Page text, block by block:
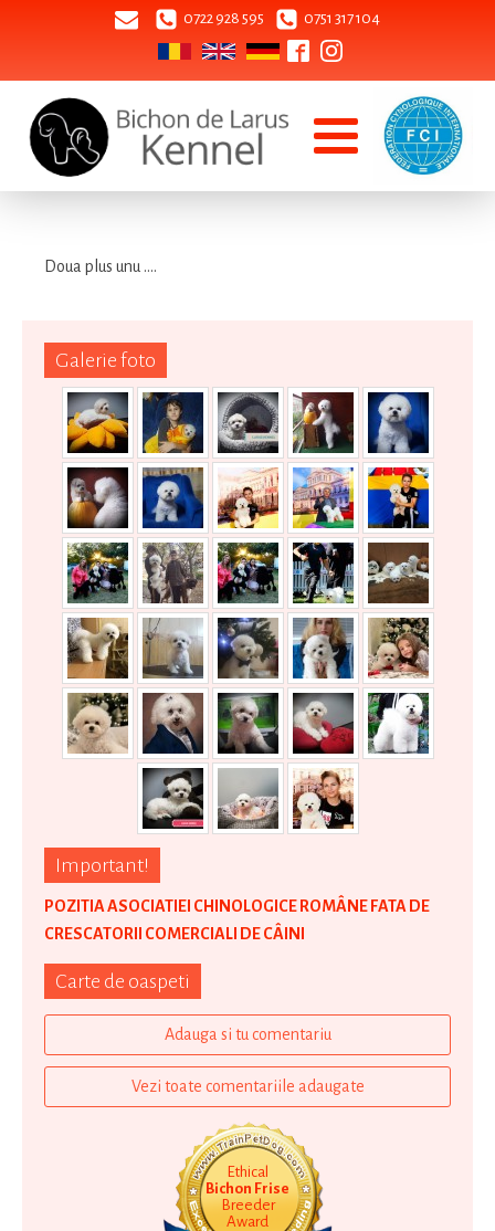
0722 928 595 0751 317 104
Galerie foto
Important!
POZITIA ASOCIATIEI CHINOLOGICE ROMÂNE FATA DE
CRESCATORII COMERCIALI DE CÂINI
Carte de oaspeti
Adauga si tu comentariu
Vezi toate comentariile adaugate
Ethical
Bichon Frise
Breeder
Award
Doua plus unu ....